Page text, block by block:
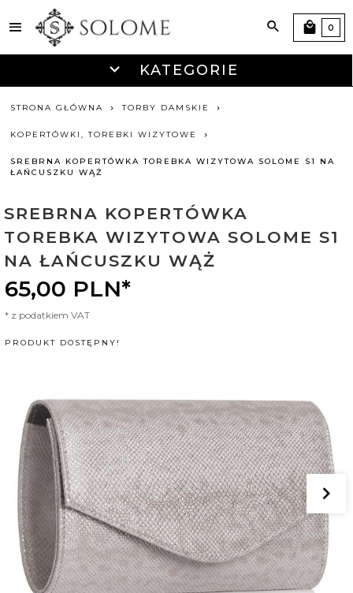
KATEGORIE
0
STRONA GŁÓWNA TORBY DAMSKIE
KOPERTÓWKI, TOREBKI WIZYTOWE
SREBRNA KOPERTÓWKA TOREBKA WIZYTOWA SOLOME S1 NA
ŁAŃCUSZKU WĄŻ
SREBRNA KOPERTÓWKA
TOREBKA WIZYTOWA SOLOME S1
NA ŁAŃCUSZKU WĄŻ
65,00 PLN*
* z podatkiem VAT
PRODUKT DOSTĘPNY!